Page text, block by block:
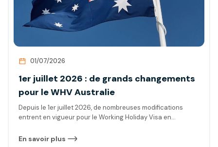
01/07/2026
1er juillet 2026 : de grands changements
pour le WHV Australie
Depuis le 1er juillet 2026, de nombreuses modifications
entrent en vigueur pour le Working Holiday Visa en
une hausse du salaire minimum, ainsi que des délais de
En savoir plus